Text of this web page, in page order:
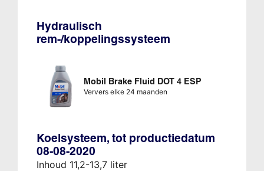
Hydraulisch
rem-/koppelingssysteem
Mobil Brake Fluid DOT 4 ESP
Ververs elke 24 maanden
Koelsysteem, tot productiedatum
08-08-2020
Inhoud 11,2-13,7 liter